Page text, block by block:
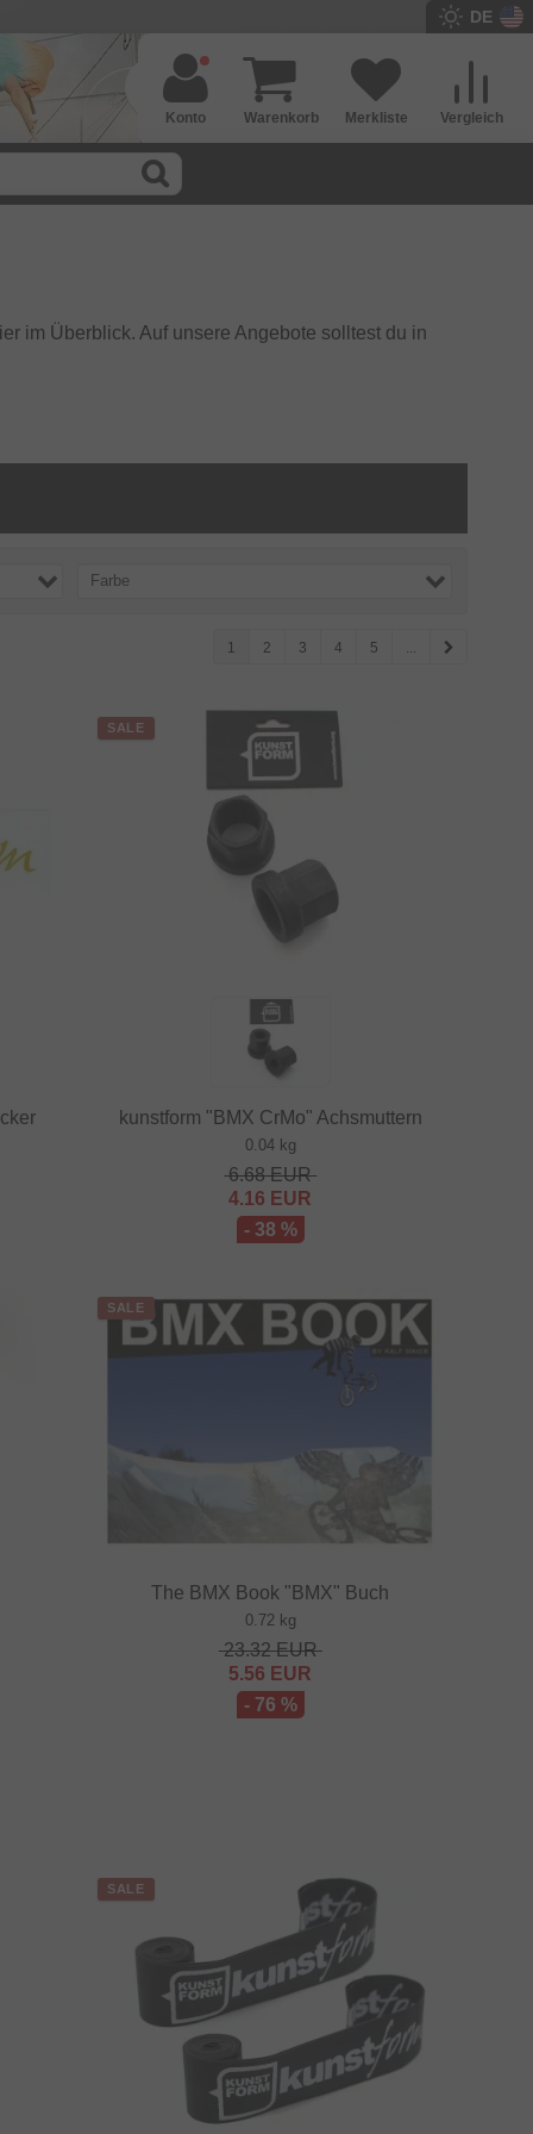
DE
Vergleich
Merkliste
Warenkorb
Konto
im Überblick. Auf unsere Angebote solltest du in
Farbe
1 2 3 4 5 ...
SALE
kunstform "BMX CrMo" Achsmuttern
0.04 kg
6.68EUR
4.16 EUR
- 38 %
SALE
The BMX Book "BMX" Buch
0.72 kg
23.32EUR
5.56 EUR
- 76 %
SALE